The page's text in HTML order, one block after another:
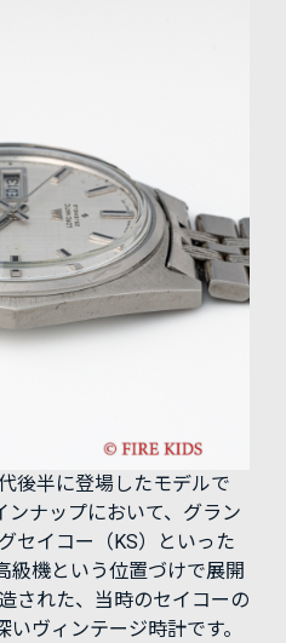
後半に登場したモデルで
ンナップにおいて、グラン
セイコー（KS）といった
級機という位置づけで展開
された、当時のセイコーの
ヴィンテージ時計です。